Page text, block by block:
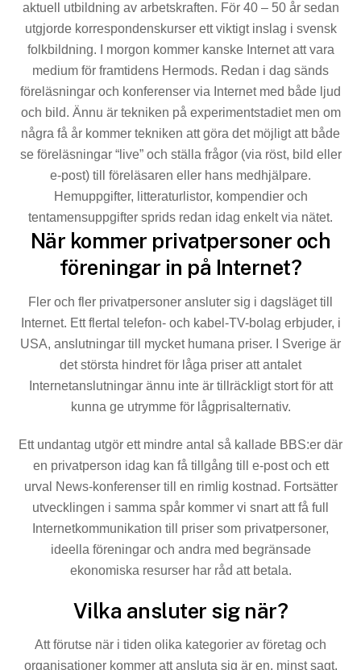
aktuell utbildning av arbetskraften. För 40 – 50 år sedan
utgjorde korrespondenskurser ett viktigt inslag i svensk
folkbild­ning. I morgon kommer kanske Internet att vara
medium för framtidens Hermods. Redan i dag sänds
föreläsningar och konferenser via Internet med både ljud
och bild. Ännu är tekniken på experimentstadiet men om
några få år kommer tekniken att göra det möjligt att både
se föreläs­ningar “live” och ställa frågor (via röst, bild eller
e-post) till föreläsaren eller hans medhjälpare.
Hemuppgifter, littera­turlistor, kompendier och
tentamensuppgifter sprids redan idag enkelt via nätet.
När kommer privatpersoner och
föreningar in på Internet?
Fler och fler privatpersoner ansluter sig i dagsläget till
Internet. Ett flertal telefon- och kabel-TV-bolag erbjuder, i
USA, anslutningar till mycket humana priser. I Sverige är
det största hindret för låga priser att antalet
Internetanslutningar ännu inte är tillräckligt stort för att
kunna ge utrymme för lågprisalternativ.
Ett undantag utgör ett mindre antal så kallade BBS:er där
en privatperson idag kan få tillgång till e-post och ett
urval News-konferenser till en rimlig kostnad. Fortsätter
utveck­lingen i samma spår kommer vi snart att få full
Internet­kommunikation till priser som privatpersoner,
ideella för­eningar och andra med begränsade
ekonomiska resurser har råd att betala.
Vilka ansluter sig när?
Att förutse när i tiden olika kategorier av företag och
organisationer kommer att ansluta sig är en, minst sagt,